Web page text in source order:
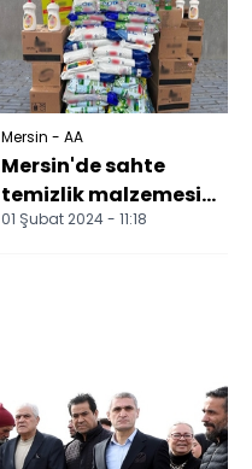
Mersin - AA
Mersin'de sahte
temizlik malzemesi
ürettikleri iddiasıyla
01 Şubat 2024 - 11:18